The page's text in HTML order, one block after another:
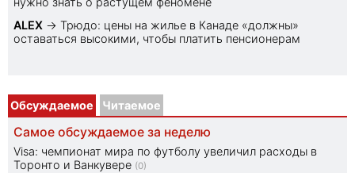
ALEX → Трюдо: цены на жилье в Канаде «должны»
оставаться высокими, чтобы платить пенсионерам
Обсуждаемое Читаемое
Самое обсуждаемое за неделю
Visa: чемпионат мира по футболу увеличил расходы в
Торонто и Ванкувере (0)